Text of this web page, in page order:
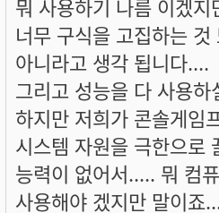
뭐 사용하기 나름 이겠지
너무 구식을 고집하는
아니라고 생각 됩니다....
그리고 성능을 다 사용
하지만 저희가 콘솔게임
시스템 자원을 극한으로
능력이 없어서..... 뭐 컴
사용해야 겠지만 말이죠